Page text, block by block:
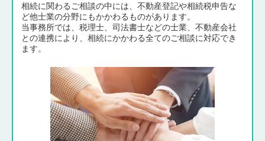
相続に関わるご相談の中には、不動産登記や相続税申告な
ど他士業の分野にもかかわるものがあります。
当事務所では、税理士、司法書士などの士業、不動産会社
との連携により、相続にかかわる全てのご相談に対応でき
ます。